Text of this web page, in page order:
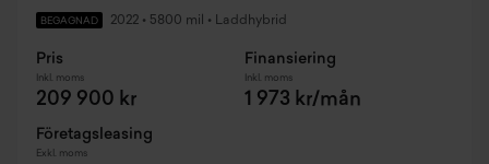
BEGAGNAD 2022 • 5800 mil • Laddhybrid
Pris
Inkl. moms
209 900 kr
Finansiering
Inkl. moms
1 973 kr/mån
Företagsleasing
Exkl. moms